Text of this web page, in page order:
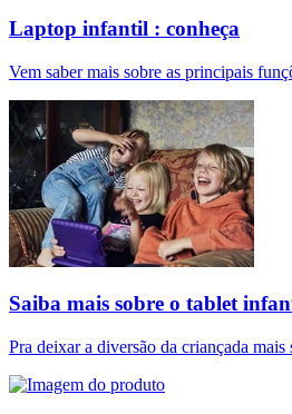
Laptop infantil : conheça
Vem saber mais sobre as principais
Saiba mais sobre o tablet
Pra deixar a diversão da criançada mais